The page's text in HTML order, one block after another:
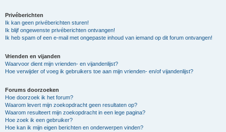
Privéberichten
Ik kan geen privéberichten sturen!
Ik blijf ongewenste privéberichten ontvangen!
Ik heb spam of een e-mail met ongepaste inhoud van iemand op dit forum ontvangen!
Vrienden en vijanden
Waarvoor dient mijn vrienden- en vijandenlijst?
Hoe verwijder of voeg ik gebruikers toe aan mijn vrienden- en/of vijandenlijst?
Forums doorzoeken
Hoe doorzoek ik het forum?
Waarom levert mijn zoekopdracht geen resultaten op?
Waarom resulteert mijn zoekopdracht in een lege pagina?
Hoe zoek ik een gebruiker?
Hoe kan ik mijn eigen berichten en onderwerpen vinden?